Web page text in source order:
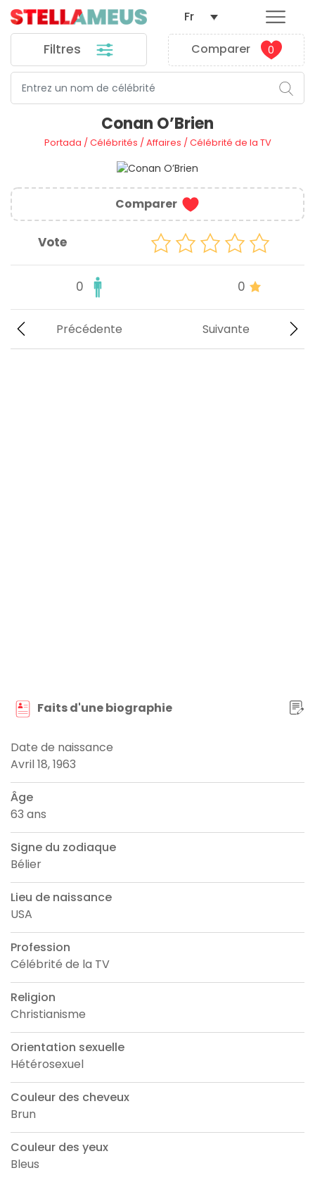
Filtres Comparer 0
Fr
Conan O’Brien
Portada /Célébrités /Affaires /Célébrité de la TV
Comparer
Vote
0 0
Suivante
Précédente
Faits d'une biographie
Date de naissance
Avril 18, 1963
Âge
63 ans
Signe du zodiaque
Bélier
Lieu de naissance
USA
Profession
Célébrité de la TV
Religion
Christianisme
Orientation sexuelle
Hétérosexuel
Couleur des cheveux
Brun
Couleur des yeux
Bleus